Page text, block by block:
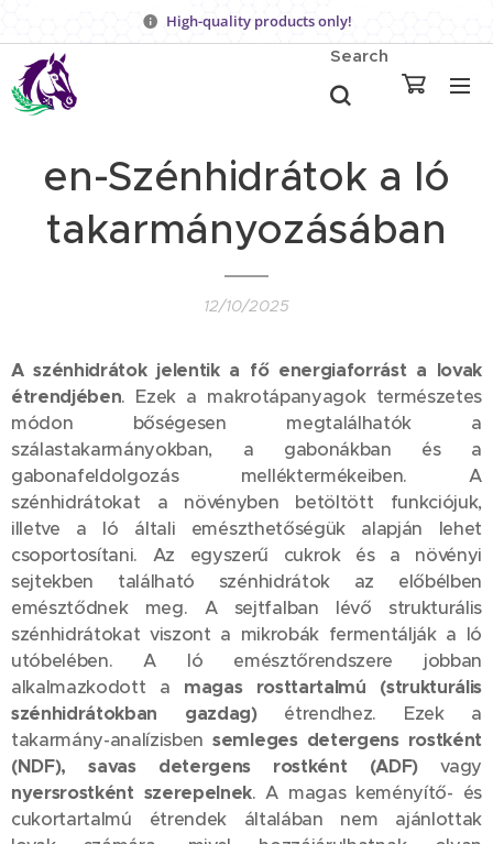
High-quality products only!
Search
en-Szénhidrátok a ló
takarmányozásában
12/10/2025
A szénhidrátok jelentik a fő energiaforrást a lovak
étrendjében. Ezek a makrotápanyagok természetes
módon bőségesen megtalálhatók a
szálastakarmányokban, a gabonákban és a
gabonafeldolgozás melléktermékeiben. A
szénhidrátokat a növényben betöltött funkciójuk,
illetve a ló általi emészthetőségük alapján lehet
csoportosítani. Az egyszerű cukrok és a növényi
sejtekben található szénhidrátok az előbélben
emésztődnek meg. A sejtfalban lévő strukturális
szénhidrátokat viszont a mikrobák fermentálják a ló
utóbelében. A ló emésztőrendszere jobban
alkalmazkodott a magas rosttartalmú (strukturális
szénhidrátokban gazdag)étrendhez. Ezek a
takarmány-analízisbensemleges detergens rostként
(NDF), savas detergens rostként (ADF)vagy
nyersrostként szerepelnek. A magas keményítő- és
cukortartalmú étrendek általában nem ajánlottak